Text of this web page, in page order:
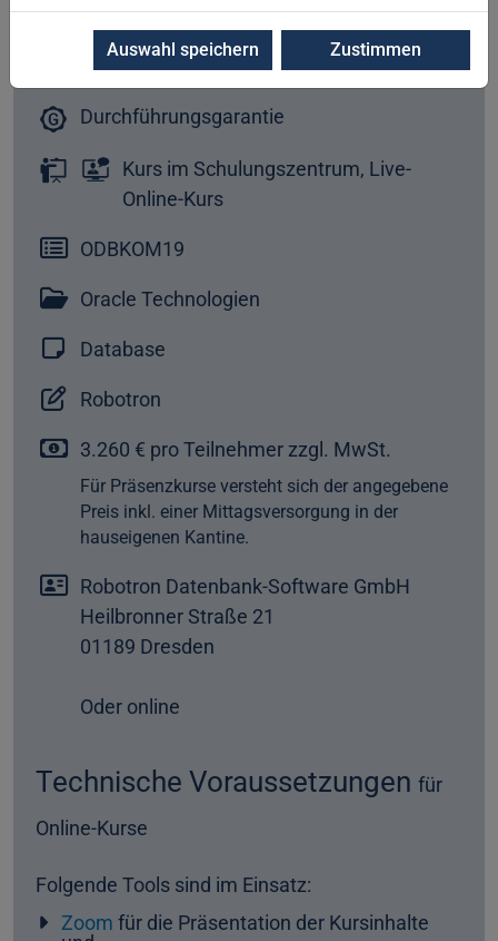
Folgetage 09:00 - 17:00 Uhr
5 Tage
Durchführungsgarantie
Kurs im Schulungszentrum, Live-
Online-Kurs
ODBKOM19
Oracle Technologien
Database
Robotron
3.260 € pro Teilnehmer zzgl. MwSt.
Für Präsenzkurse versteht sich der angegebene
Preis inkl. einer Mittagsversorgung in der
hauseigenen Kantine.
Robotron Datenbank-Software GmbH
Heilbronner Straße 21
01189 Dresden
Oder online
Technische Voraussetzungen für
Online-Kurse
Folgende Tools sind im Einsatz:
Zoom für die Präsentation der Kursinhalte
Auswahl speichern Zustimmen